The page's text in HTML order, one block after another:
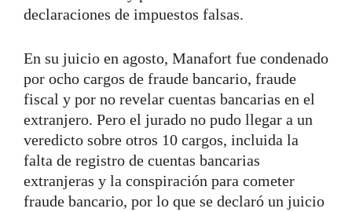
declaraciones de impuestos falsas.
En su juicio en agosto, Manafort fue condenado
por ocho cargos de fraude bancario, fraude
fiscal y por no revelar cuentas bancarias en el
extranjero. Pero el jurado no pudo llegar a un
veredicto sobre otros 10 cargos, incluida la
falta de registro de cuentas bancarias
extranjeras y la conspiración para cometer
fraude bancario, por lo que se declaró un juicio